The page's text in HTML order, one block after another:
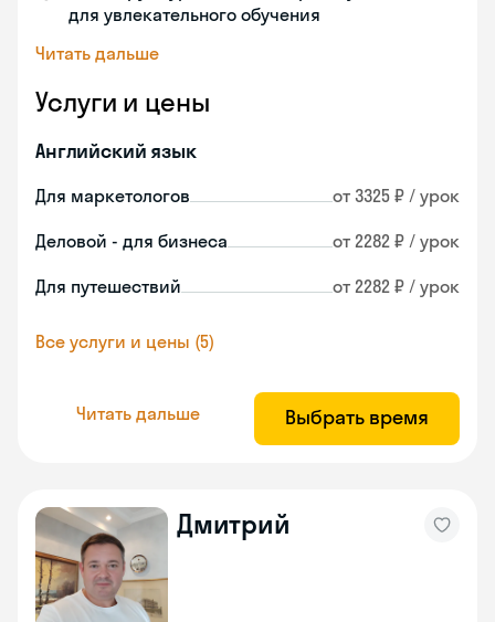
для увлекательного обучения
Читать дальше
Услуги и цены
Английский язык
Для маркетологов от 3325 ₽ / урок
Деловой - для бизнеса от 2282 ₽ / урок
Для путешествий от 2282 ₽ / урок
Все услуги и цены (5)
Читать дальше Выбрать время
Дмитрий